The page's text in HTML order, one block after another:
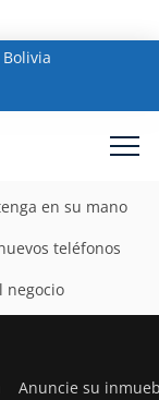
Bolivia
en su mano
teléfonos
negocio
Anuncie su